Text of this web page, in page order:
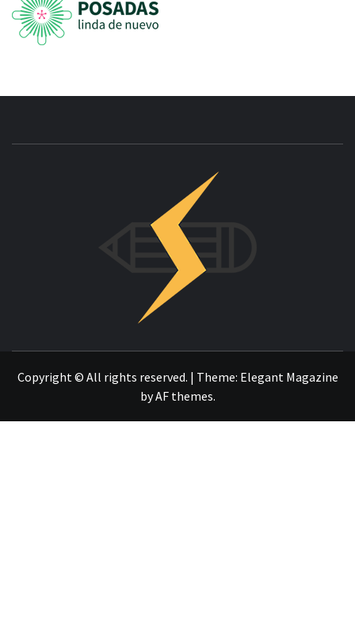
Copyright © All rights reserved. | Theme: Elegant Magazine
byAF themes.